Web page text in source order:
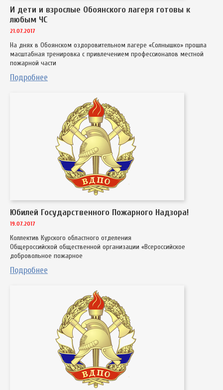
И дети и взрослые Обоянского лагеря готовы к
любым ЧС
21.07.2017
На днях в Обоянском оздоровительном лагере «Солнышко» прошла
масштабная тренировка с привлечением профессионалов местной
пожарной части
Подробнее
Юбилей Государственного Пожарного Надзора!
19.07.2017
Коллектив Курского областного отделения
Общероссийской общественной организации «Всероссийское
добровольное пожарное
Подробнее